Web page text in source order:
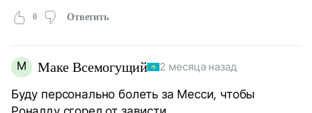
0 Ответить
М Маке Всемогущий 2 месяца назад
Буду персонально болеть за Месси, чтобы